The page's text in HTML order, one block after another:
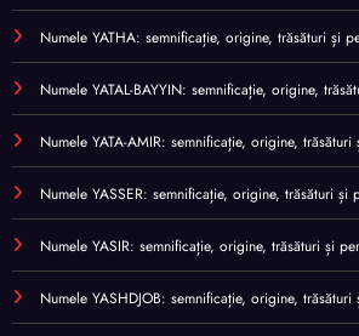
Numele YATHA: semnificație, origine, trăsături și
Numele YATAL-BAYYIN: semnificație, origine,
Numele YATA-AMIR: semnificație, origine,
Numele YASSER: semnificație, origine, trăsături și
Numele YASIR: semnificație, origine, trăsături și
Numele YASHDJOB: semnificație, origine,